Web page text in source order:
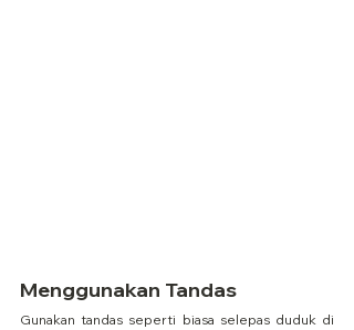
Menggunakan Tandas
Gunakan tandas seperti biasa selepas duduk di